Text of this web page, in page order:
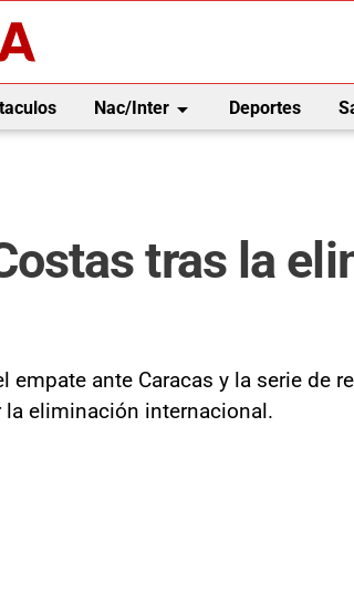
Nac/Interarrow_drop_down Deportes
tras la
ante Caracas y la serie de
la eliminación internacional.